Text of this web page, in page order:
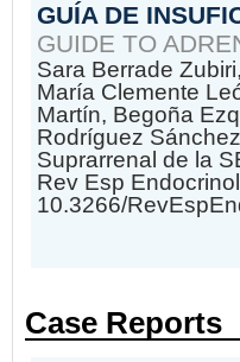
GUÍA DE
GUIDE TO
Sara Berrade
María Clemente
Martín, Begoña
Rodríguez
Suprarrenal de la
Rev Esp
10.3266/
Case Reports